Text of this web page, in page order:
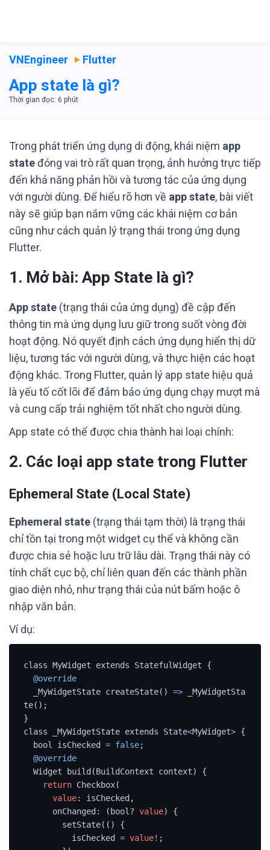
VNEngineer Flutter
App state là gì?
Trong phát triển ứng dụng di động, khái niệm app
stateđóng vai trò rất quan trọng, ảnh hưởng trực tiếp
đến khả năng phản hồi và tương tác của ứng dụng
với người dùng. Để hiểu rõ hơn về app state, bài viết
này sẽ giúp bạn nắm vững các khái niệm cơ bản
cũng như cách quản lý trạng thái trong ứng dụng
Flutter.
1. Mở bài: App State là gì?
App state (trạng thái của ứng dụng) đề cập đến
thông tin mà ứng dụng lưu giữ trong suốt vòng đời
hoạt động. Nó quyết định cách ứng dụng hiển thị dữ
liệu, tương tác với người dùng, và thực hiện các hoạt
động khác. Trong Flutter, quản lý app state hiệu quả
là yếu tố cốt lõi để đảm bảo ứng dụng chạy mượt mà
và cung cấp trải nghiệm tốt nhất cho người dùng.
App state có thể được chia thành hai loại chính:
2. Các loại app state trong Flutter
Ephemeral State (Local State)
Ephemeral state (trạng thái tạm thời) là trạng thái
chỉ tồn tại trong một widget cụ thể và không cần
được chia sẻ hoặc lưu trữ lâu dài. Trạng thái này có
tính chất cục bộ, chỉ liên quan đến các thành phần
giao diện nhỏ, như trạng thái của nút bấm hoặc ô
nhập văn bản.
Ví dụ:
class MyWidget extends StatefulWidget {
@override
  _MyWidgetState createState()
=> _MyWidgetSta
te();
}
class _MyWidgetState extends State<MyWidget> {
  bool isChecked
= false;
@override
return Checkbox(
value: isChecked,
      onChanged: (bool?
value) {
          isChecked
= value! ;